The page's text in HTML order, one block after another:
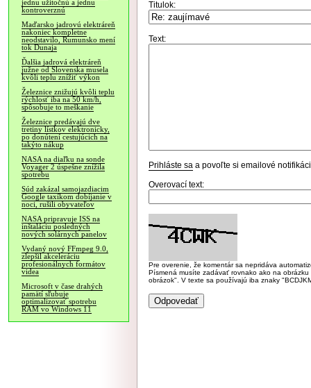
jednu užitočnú a jednu
kontroverznú
Maďarsko jadrovú elektráreň
nakoniec kompletne
neodstavilo, Rumunsko mení
tok Dunaja
Ďalšia jadrová elektráreň
južne od Slovenska musela
kvôli teplu znížiť výkon
Železnice znižujú kvôli teplu
rýchlosť iba na 50 km/h,
spôsobuje to meškanie
Železnice predávajú dve
tretiny lístkov elektronicky,
po donútení cestujúcich na
takýto nákup
NASA na diaľku na sonde
Voyager 2 úspešne znížila
spotrebu
Súd zakázal samojazdiacim
Google taxíkom dobíjanie v
noci, rušili obyvateľov
NASA pripravuje ISS na
inštaláciu posledných
nových solárnych panelov
Vydaný nový FFmpeg 9.0,
zlepšil akceleráciu
profesionálnych formátov
videa
Microsoft v čase drahých
pamätí sľubuje
optimalizovať spotrebu
RAM vo Windows 11
Titulok:
Text:
Prihláste sa a povoľte si emailové
Overovací text:
Pre overenie, že komentár sa nepridáva
Písmená musíte zadávať rovnako ako na
obrázok". V texte sa používajú iba znaky